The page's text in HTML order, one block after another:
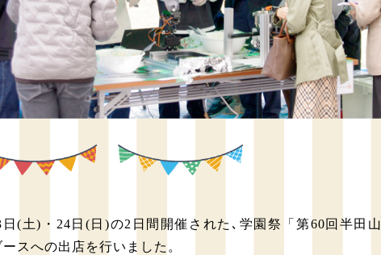
(土)・24日(日)の2日間開催された､学園祭「第60回半田山
スへの出店を行いました。